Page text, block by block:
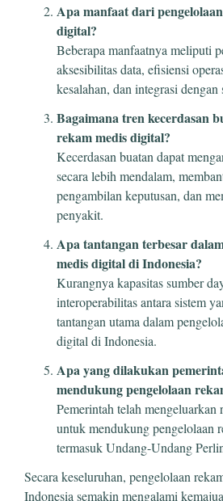
Apa manfaat dari
digital?
Beberapa manfaatnya meliputi
aksesibilitas data, efisiensi
kesalahan, dan integrasi dengan
Bagaimana tren kecerdasan
rekam medis digital?
Kecerdasan buatan dapat
secara lebih mendalam,
pengambilan keputusan, dan
penyakit.
Apa tantangan terbesar
medis digital di Indonesia?
Kurangnya kapasitas sumber
interoperabilitas antara sistem
tantangan utama dalam
digital di Indonesia.
Apa yang dilakukan
mendukung pengelolaan
Pemerintah telah mengeluarkan
untuk mendukung pengelolaan
termasuk Undang-Undang
Secara keseluruhan, pengelolaan
Indonesia semakin mengalami